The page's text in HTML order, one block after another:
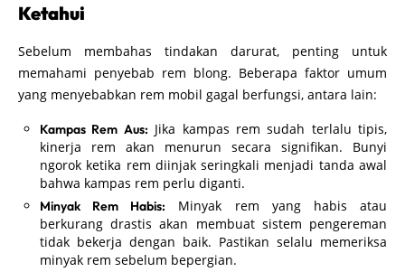
Ketahui
Sebelum membahas tindakan darurat, penting untuk
memahami penyebab rem blong. Beberapa faktor umum
yang menyebabkan rem mobil gagal berfungsi, antara lain:
Kampas Rem Aus: Jika kampas rem sudah terlalu tipis,
kinerja rem akan menurun secara signifikan. Bunyi
ngorok ketika rem diinjak seringkali menjadi tanda awal
bahwa kampas rem perlu diganti.
Minyak Rem Habis: Minyak rem yang habis atau
berkurang drastis akan membuat sistem pengereman
tidak bekerja dengan baik. Pastikan selalu memeriksa
minyak rem sebelum bepergian.